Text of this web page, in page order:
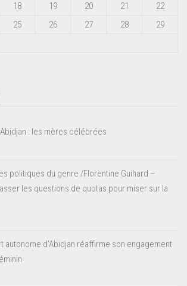
18 19 20 21
22
25 26 27 28
29
: les mères célébrées
politiques du genre /Florentine Guihard –
les questions de quotas pour miser sur la
autonome d’Abidjan réaffirme son engagement